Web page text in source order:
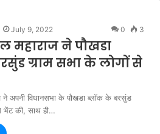
July 9, 2022 0 3
महाराज ने पौखडा
ग्राम सभा के लोगों से
ने अपनी विधानसभा के पौखडा ब्लॉक के बरसुंड
भेंट की, साथ ही…